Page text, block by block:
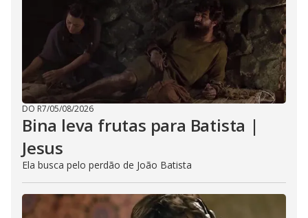
DO R7/05/08/2026
Bina leva frutas para Batista |
Jesus
Ela busca pelo perdão de João Batista